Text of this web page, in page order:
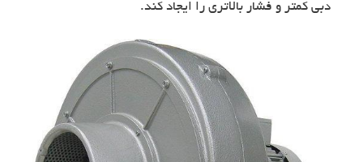
دبی کمتر و فشار بالاتری را ایجاد کند.